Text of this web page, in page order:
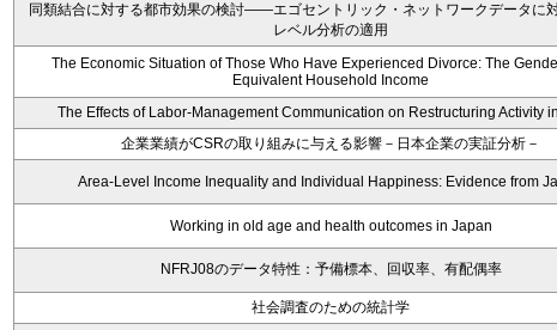
同類結合に対する都市効果の検討――エゴセントリック・ネットワークデータに
レベル分析の適用
The Economic Situation of Those Who Have Experienced Divorce: The
Equivalent Household Income
The Effects of Labor-Management Communication on Restructuring Activity
企業業績がCSRの取り組みに与える影響－日本企業の実証分析－
Area-Level Income Inequality and Individual Happiness: Evidence from
Working in old age and health outcomes in Japan
NFRJ08のデータ特性：予備標本、回収率、有配偶率
社会調査のための統計学